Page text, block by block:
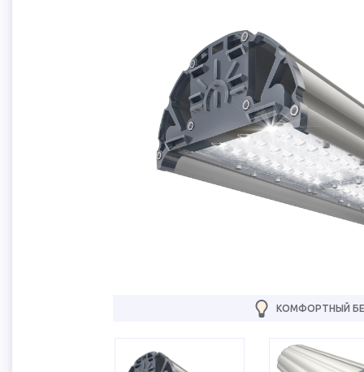
КОМФОРТНЫЙ